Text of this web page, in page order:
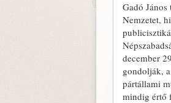
Gadó
Nemzetet,
december
gondolják,
pártállami
mindig értő